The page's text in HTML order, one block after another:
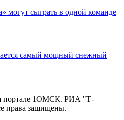
могут сыграть в одной команде
самый мощный снежный
портале 1ОМСК. РИА "Т-
защищены.